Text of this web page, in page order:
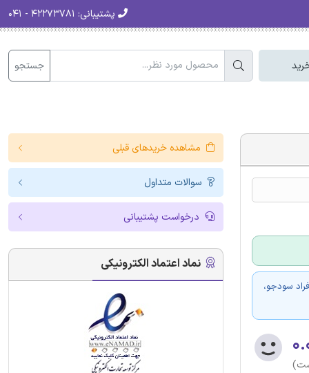
پشتیبانی:
جستجو
سودجو،
مشاهده خریدهای قبلی
سوالات متداول
درخواست پشتیبانی
نماد اعتماد الکترونیکی